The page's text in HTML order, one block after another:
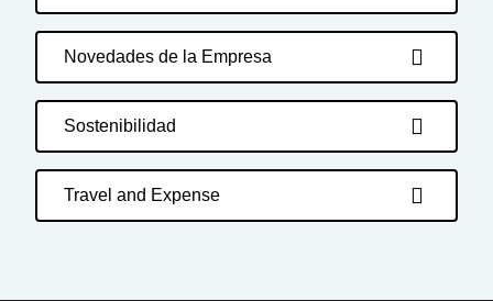
Novedades de la Empresa
Sostenibilidad
Travel and Expense